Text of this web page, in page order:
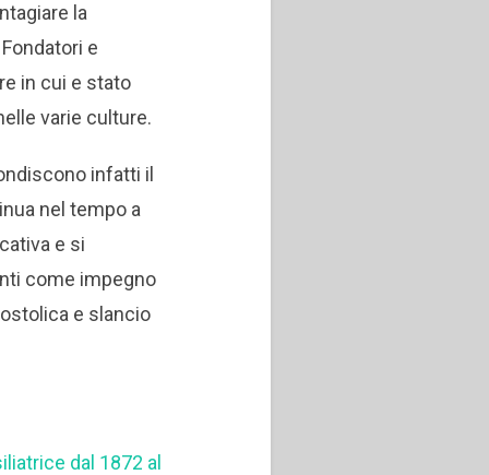
la
e
in cui e stato
varie culture.
infatti il
nel tempo a
e si
come impegno
e slancio
dal 1872 al